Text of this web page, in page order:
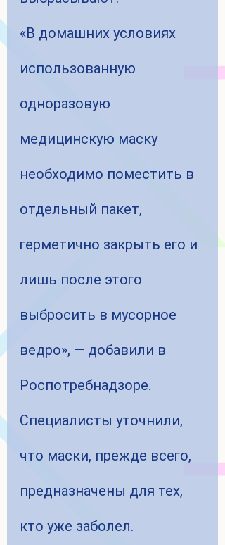
«В домашних условиях
использованную
одноразовую
медицинскую маску
необходимо поместить в
отдельный пакет,
герметично закрыть его и
лишь после этого
выбросить в мусорное
ведро», — добавили в
Роспотребнадзоре.
Специалисты уточнили,
что маски, прежде всего,
предназначены для тех,
кто уже заболел.